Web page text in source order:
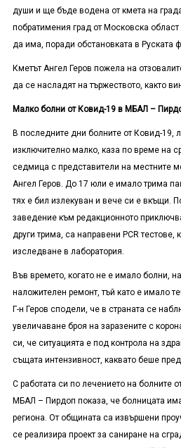
души и ще бъде водена от кмета на
побратимения град от Московска
да има, поради обстановката в Руската
Кметът Ангел Геров пожела на
да се насладят на тържеството, както
Малко болни от Ковид-19 в МБАЛ –
В последните дни болните от Ковид-19,
изключително малко, каза по време на
седмица с представители на местните
Ангел Геров. До 17 юли е имало трима
тях е бил излекуван и вече си е вкъщи.
заведение към редакционното
други трима, са направени PCRтестове,
изследване в лаборатория.
Във времето, когато не е имало болни,
наложителен ремонт, тъй като е имало
Г-н Геров сподели, че в страната се
увеличаване броя на заразените с
си, че ситуацията е под контрола на
същата интензивност, каквато беше
С работата си по лечението на болните
МБАЛ – Пирдоп показа, че болницата
региона. От общината са извършени
се реализира проект за саниране на